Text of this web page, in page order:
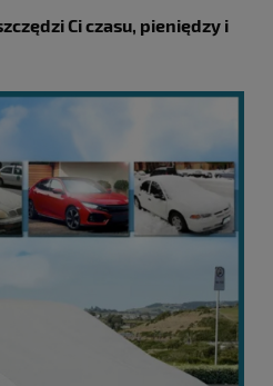
Ci czasu, pieniędzy i